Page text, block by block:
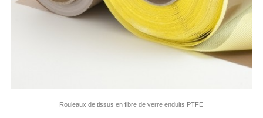
Rouleaux de tissus en fibre de verre enduits PTFE